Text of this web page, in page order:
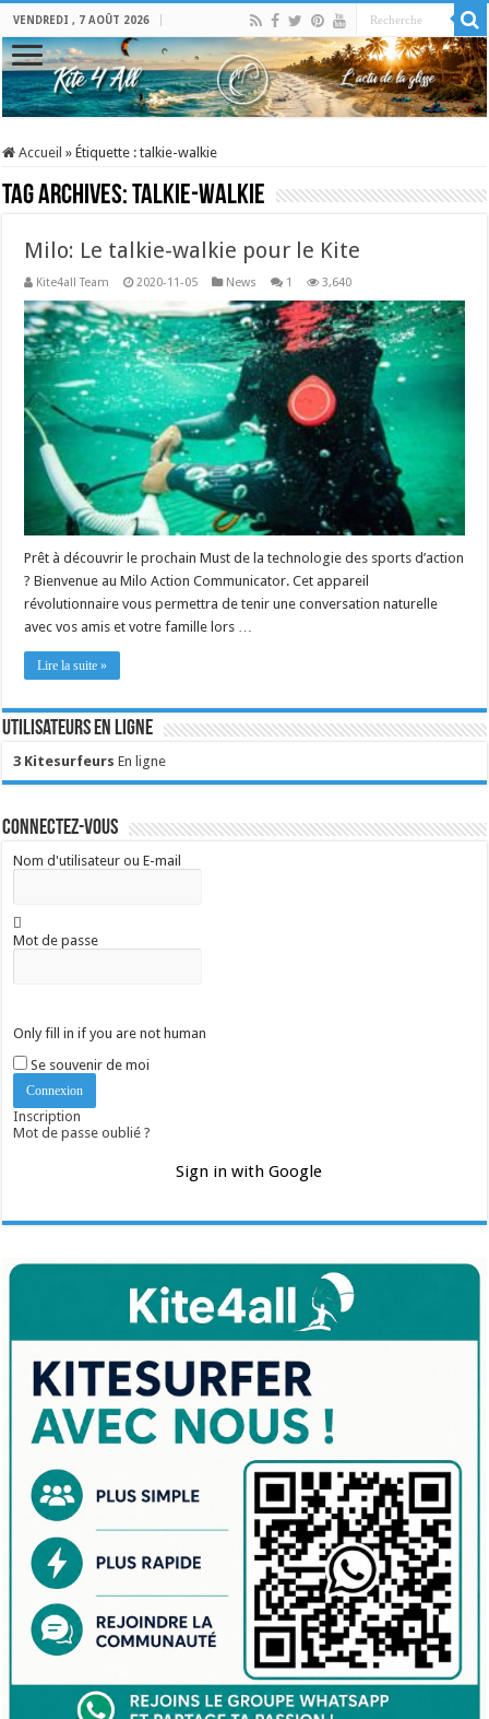
VENDREDI , 7 AOÛT 2026
Accueil » Étiquette :talkie-walkie
Tag Archives:talkie-walkie
Milo: Le talkie-walkie pour le Kite
Kite4all Team 2020-11-05 News 1 3,640
Prêt à découvrir le prochain Must de la technologie des sports d’action
? Bienvenue au Milo Action Communicator. Cet appareil
révolutionnaire vous permettra de tenir une conversation naturelle
avec vos amis et votre famille lors …
Lire la suite »
Utilisateurs en ligne
3 Kitesurfeurs En ligne
Connectez-vous
Nom d'utilisateur ou E-mail
Mot de passe
Only fill in if you are not human
Se souvenir de moi
Inscription
Mot de passe oublié ?
Sign in with Google